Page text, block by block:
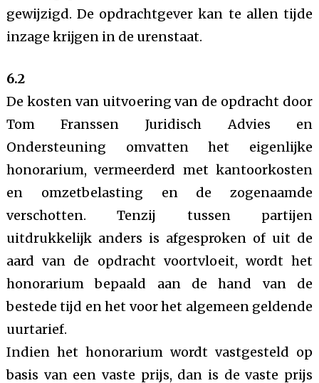
gewijzigd. De opdrachtgever kan te allen tijde
inzage krijgen in de urenstaat.
6.2
De kosten van uitvoering van de opdracht door
Tom Franssen Juridisch Advies en
Ondersteuning omvatten het eigenlijke
honorarium, vermeerderd met kantoorkosten
en omzetbelasting en de zogenaamde
verschotten. Tenzij tussen partijen
uitdrukkelijk anders is afgesproken of uit de
aard van de opdracht voortvloeit, wordt het
honorarium bepaald aan de hand van de
bestede tijd en het voor het algemeen geldende
uurtarief.
Indien het honorarium wordt vastgesteld op
basis van een vaste prijs, dan is de vaste prijs